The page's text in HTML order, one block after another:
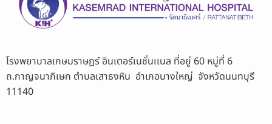
โรงพยาบาลเกษมราษฎร์ อินเตอร์เนชั่นเเนล ที่อยู่ 60 หมู่ที่ 6
ถ.กาญจนาภิเษก ตำบลเสาธงหิน อำเภอบางใหญ่ จังหวัดนนทบุรี
11140